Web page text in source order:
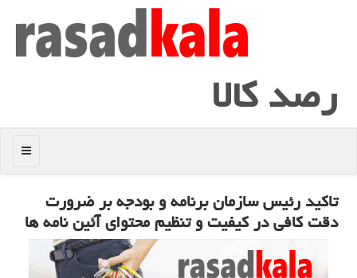
رصد كالا
منو
تاکید رئیس سازمان برنامه و بودجه بر ضرورت
دقت کافی در کیفیت و تنظیم محتوای آئین نامه ها